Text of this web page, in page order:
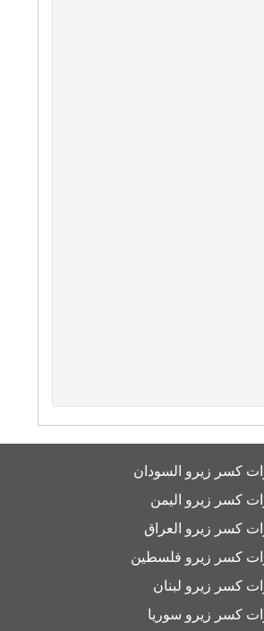
كسر زيرو السودان
كسر زيرو اليمن
كسر زيرو العراق
كسر زيرو فلسطين
كسر زيرو لبنان
كسر زيرو سوريا